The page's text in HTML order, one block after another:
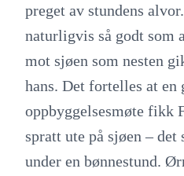
preget av stundens
naturligvis så godt som
mot sjøen som nesten
hans. Det fortelles at en
oppbyggelsesmøte fikk
spratt ute på sjøen –
under en bønnestund.